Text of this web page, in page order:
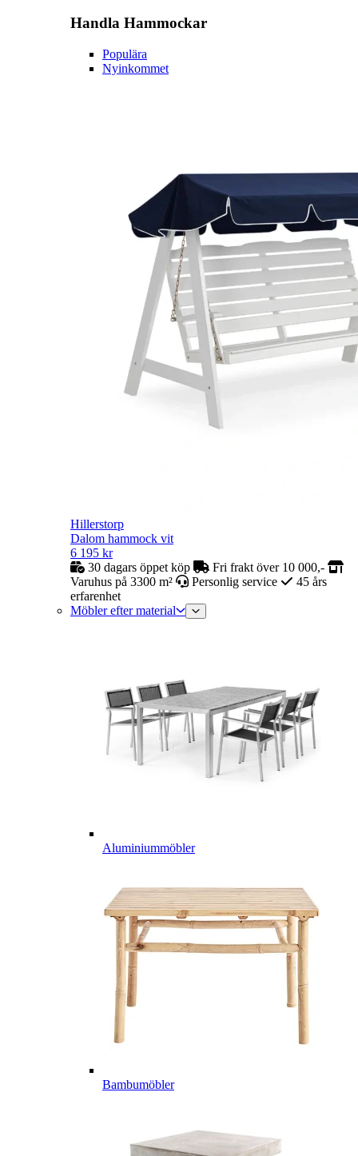
Handla Hammockar
Populära
Nyinkommet
Hillerstorp
Dalom hammock vit
6 195 kr
30 dagars öppet köp
Fri frakt över 10 000,-
Varuhus på 3300 m²
Personlig service
45 års
erfarenhet
Möbler efter material
Aluminiummöbler
Bambumöbler